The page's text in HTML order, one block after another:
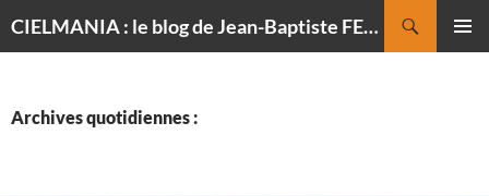
CIELMANIA : le blog de Jean-Baptiste FELDMANN, photographe du ciel
Archives quotidiennes :